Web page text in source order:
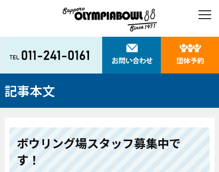
記事本文
ボウリング場スタッフ募集中で
す！